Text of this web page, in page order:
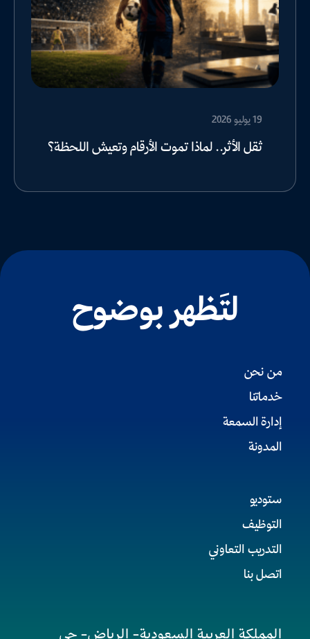
19 يوليو 2026
ثقل الأثر.. لماذا تموت الأرقام وتعيش اللحظة؟
لتَظهر بوضوح
من نحن
خدماتنا
إدارة السمعة
المدونة
ستوديو
التوظيف
التدريب التعاوني
اتصل بنا